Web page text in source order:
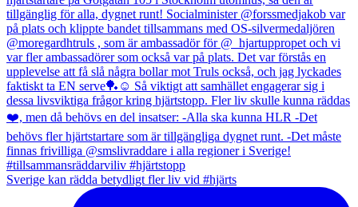
Sverige kan rädda betydligt fler liv vid #hjärts